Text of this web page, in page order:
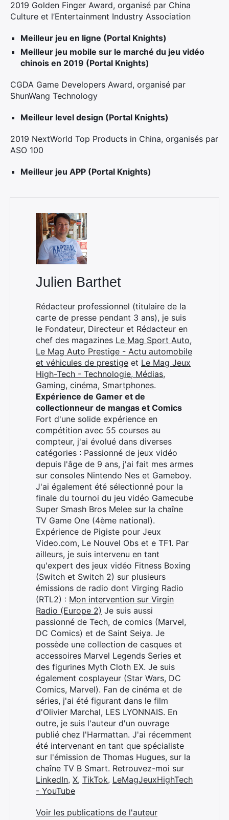
2019 Golden Finger Award, organisé par China
Culture et l’Entertainment Industry Association
Meilleur jeu en ligne (Portal Knights)
Meilleur jeu mobile sur le marché du jeu vidéo
chinois en 2019 (Portal Knights)
CGDA Game Developers Award, organisé par
ShunWang Technology
Meilleur level design (Portal Knights)
2019 NextWorld Top Products in China, organisés par
ASO 100
Meilleur jeu APP (Portal Knights)
Julien Barthet
Rédacteur professionnel (titulaire de la
carte de presse pendant 3 ans), je suis
le Fondateur, Directeur et Rédacteur en
chef des magazines Le Mag Sport Auto,
Le Mag Auto Prestige - Actu automobile
et véhicules de prestige et Le Mag Jeux
High-Tech - Technologie, Médias,
Gaming, cinéma, Smartphones.
Expérience de Gamer et de
collectionneur de mangas et Comics
Fort d'une solide expérience en
compétition avec 55 courses au
compteur, j'ai évolué dans diverses
catégories : Passionné de jeux vidéo
depuis l'âge de 9 ans, j'ai fait mes armes
sur consoles Nintendo Nes et Gameboy.
J'ai également été sélectionné pour la
finale du tournoi du jeu vidéo Gamecube
Super Smash Bros Melee sur la chaîne
TV Game One (4ème national).
Expérience de Pigiste pour Jeux
Video.com, Le Nouvel Obs et e TF1. Par
ailleurs, je suis intervenu en tant
qu'expert des jeux vidéo Fitness Boxing
(Switch et Switch 2) sur plusieurs
émissions de radio dont Virging Radio
(RTL2) : Mon intervention sur Virgin
Radio (Europe 2) Je suis aussi
passionné de Tech, de comics (Marvel,
DC Comics) et de Saint Seiya. Je
possède une collection de casques et
accessoires Marvel Legends Series et
des figurines Myth Cloth EX. Je suis
également cosplayeur (Star Wars, DC
Comics, Marvel). Fan de cinéma et de
séries, j'ai été figurant dans le film
d'Olivier Marchal, LES LYONNAIS. En
outre, je suis l'auteur d'un ouvrage
publié chez l'Harmattan. J'ai récemment
été intervenant en tant que spécialiste
sur l'émission de Thomas Hugues, sur la
chaîne TV B Smart. Retrouvez-moi sur
LinkedIn, X, TikTok, LeMagJeuxHighTech
- YouTube
Voir les publications de l'auteur
: